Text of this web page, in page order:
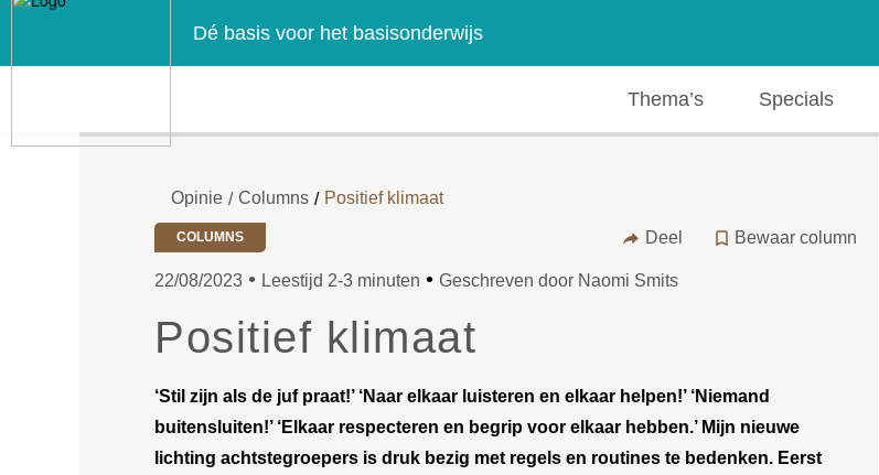
Dé basis voor het basisonderwijs
Thema’s Specials
Opinie / Columns / Positief klimaat
COLUMNS Deel Bewaar column
22/08/2023 • Leestijd 2-3 minuten • Geschreven door Naomi Smits
Positief klimaat
‘Stil zijn als de juf praat!’ ‘Naar elkaar luisteren en elkaar helpen!’ ‘Niemand
buitensluiten!’ ‘Elkaar respecteren en begrip voor elkaar hebben.’ Mijn nieuwe
lichting achtstegroepers is druk bezig met regels en routines te bedenken. Eerst